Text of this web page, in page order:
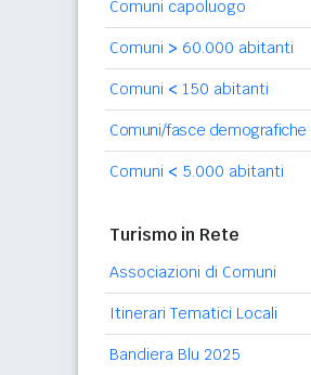
Comuni capoluogo
Comuni > 60.000 abitanti
Comuni < 150 abitanti
Comuni/fasce demografiche
Comuni < 5.000 abitanti
Turismo in Rete
Associazioni di Comuni
Itinerari Tematici Locali
Bandiera Blu 2025